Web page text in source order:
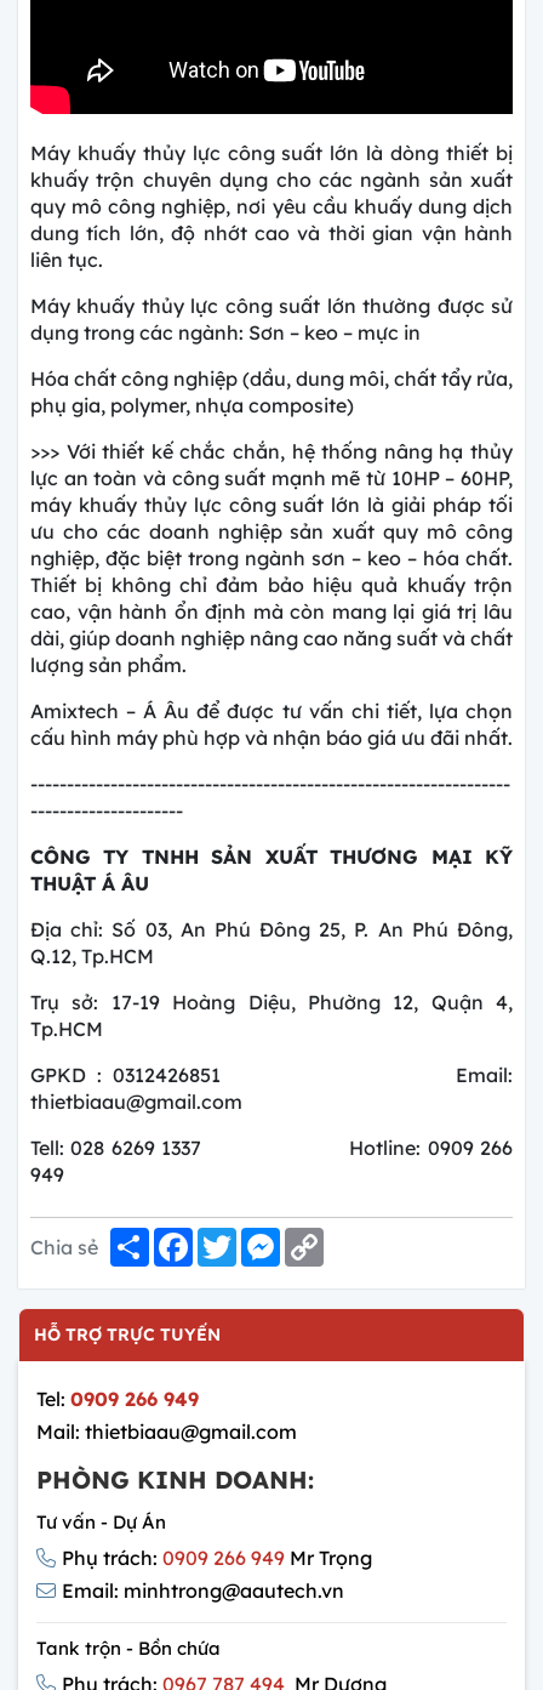
Máy khuấy thủy lực công suất lớn là dòng thiết bị
khuấy trộn chuyên dụng cho các ngành sản xuất
quy mô công nghiệp, nơi yêu cầu khuấy dung dịch
dung tích lớn, độ nhớt cao và thời gian vận hành
liên tục.
Máy khuấy thủy lực công suất lớn thường được sử
dụng trong các ngành: Sơn – keo – mực in
Hóa chất công nghiệp (dầu, dung môi, chất tẩy rửa,
phụ gia, polymer, nhựa composite)
>>> Với thiết kế chắc chắn, hệ thống nâng hạ thủy
lực an toàn và công suất mạnh mẽ từ 10HP – 60HP,
máy khuấy thủy lực công suất lớn là giải pháp tối
ưu cho các doanh nghiệp sản xuất quy mô công
nghiệp, đặc biệt trong ngành sơn – keo – hóa chất.
Thiết bị không chỉ đảm bảo hiệu quả khuấy trộn
cao, vận hành ổn định mà còn mang lại giá trị lâu
dài, giúp doanh nghiệp nâng cao năng suất và chất
lượng sản phẩm.
Amixtech – Á Âu để được tư vấn chi tiết, lựa chọn
cấu hình máy phù hợp và nhận báo giá ưu đãi nhất.
------------------------------------------------------------------
---------------------
CÔNG TY TNHH SẢN XUẤT THƯƠNG MẠI KỸ
THUẬT Á ÂU
Địa chỉ: Số 03, An Phú Đông 25, P. An Phú Đông,
Q.12, Tp.HCM
Trụ sở: 17-19 Hoàng Diệu, Phường 12, Quận 4,
Tp.HCM
GPKD : 0312426851 Email:
thietbiaau@gmail.com
Tell: 028 6269 1337 Hotline: 0909 266
949
Chia sẻ ShareFacebook
TwitterMessenger
HỖ TRỢ TRỰC TUYẾN
Tel: 0909 266 949
Mail: thietbiaau@gmail.com
PHÒNG KINH DOANH:
Tư vấn - Dự Án
Phụ trách: 0909 266 949 Mr Trọng
Email: minhtrong@aautech.vn
Tank trộn - Bồn chứa
Phụ trách: 0967 787 494 Mr Dương